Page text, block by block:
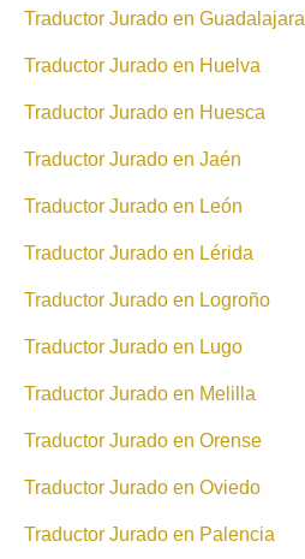
Traductor Jurado en Guadalajara
Traductor Jurado en Huelva
Traductor Jurado en Huesca
Traductor Jurado en Jaén
Traductor Jurado en León
Traductor Jurado en Lérida
Traductor Jurado en Logroño
Traductor Jurado en Lugo
Traductor Jurado en Melilla
Traductor Jurado en Orense
Traductor Jurado en Oviedo
Traductor Jurado en Palencia